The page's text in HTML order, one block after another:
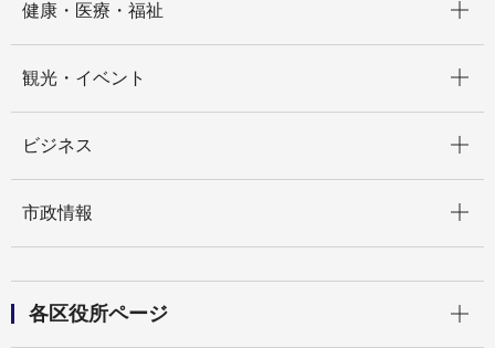
健康・医療・福祉
観光・イベント
ビジネス
市政情報
各区役所ページ